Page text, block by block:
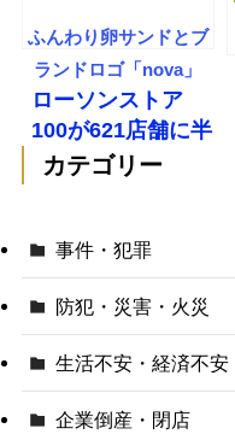
ふんわり卵サンドとブ
ランドロゴ「nova」
ローソンストア
100が621店舗に半
減！閉店ラッシュ
カテゴリー
事件・犯罪
防犯・災害・火災
生活不安・経済不安
企業倒産・閉店